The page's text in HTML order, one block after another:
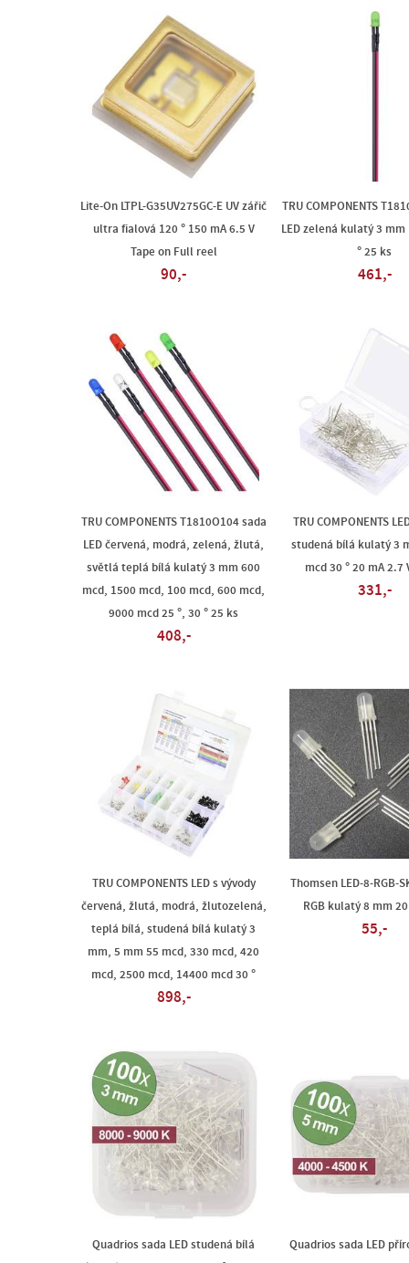
Lite-On LTPL-G35UV275GC-E UV zářič
ultra fialová 120 ° 150 mA 6.5 V
Tape on Full reel
90,-
TRU COMPONENTS
LED zelená kulatý 3 mm
° 25 ks
461,-
TRU COMPONENTS T1810O104 sada
LED červená, modrá, zelená, žlutá,
světlá teplá bílá kulatý 3 mm 600
mcd, 1500 mcd, 100 mcd, 600 mcd,
9000 mcd 25 °, 30 ° 25 ks
408,-
TRU COMPONENTS
studená bílá kulatý 3
mcd 30 ° 20 mA 2.7
331,-
TRU COMPONENTS LED s vývody
červená, žlutá, modrá, žlutozelená,
teplá bílá, studená bílá kulatý 3
mm, 5 mm 55 mcd, 330 mcd, 420
mcd, 2500 mcd, 14400 mcd 30 °
898,-
Thomsen LED-8-RGB-
RGB kulatý 8 mm
55,-
Quadrios sada LED studená bílá
Quadrios sada LED